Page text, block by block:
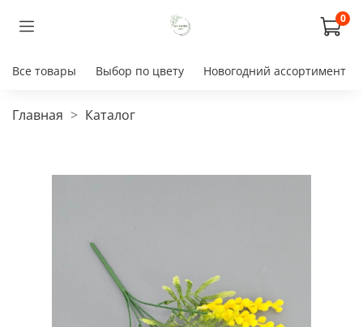
0
Все товары Выбор по цвету Новогодний ассортимент
Главная Каталог